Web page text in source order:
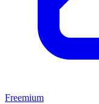
Freemium